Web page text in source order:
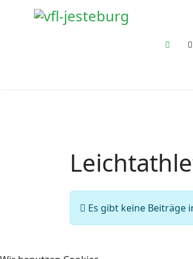
Information
Es gibt keine Beiträge